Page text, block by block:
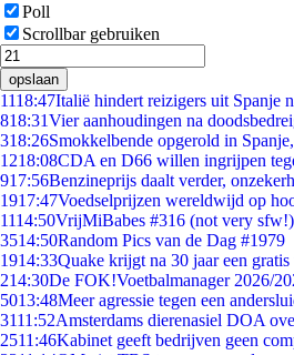
Poll
Scrollbar gebruiken
opslaan
1118:47Italië hindert reizigers uit Spanje
818:31Vier aanhoudingen na
318:26Smokkelbende opgerold in
1218:08CDA en D66 willen ingrijpen
917:56Benzineprijs daalt verder,
1917:47Voedselprijzen wereldwijd op
1114:50VrijMiBabes #316 (not very sfw!)
3514:50Random Pics van de Dag #1979
1914:33Quake krijgt na 30 jaar een
214:30De FOK!Voetbalmanager 2026/
5013:48Meer agressie tegen een
3111:52Amsterdams dierenasiel DOA
2511:46Kabinet geeft bedrijven geen